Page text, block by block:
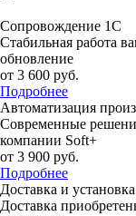
Сопровождение 1С
Стабильная работа
обновление
от 3 600 руб.
Подробнее
Автоматизация
Современные
компании Soft+
от 3 900 руб.
Подробнее
Доставка и установка
Доставка